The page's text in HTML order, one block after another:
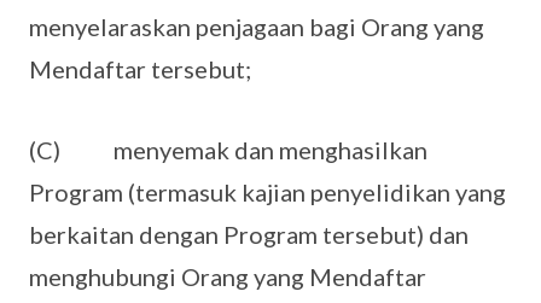
menyelaraskan penjagaan bagi Orang yang
Mendaftar tersebut;
(C) menyemak dan menghasilkan
Program (termasuk kajian penyelidikan yang
berkaitan dengan Program tersebut) dan
menghubungi Orang yang Mendaftar